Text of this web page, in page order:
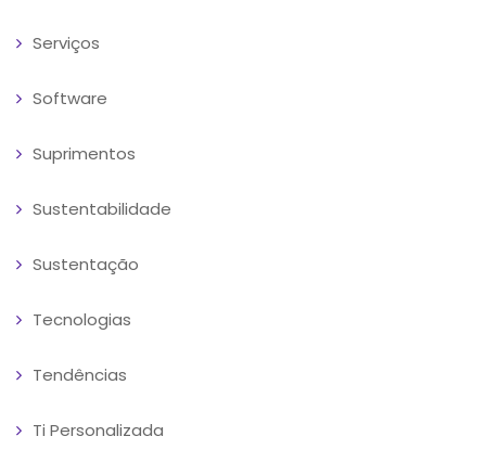
Serviços
Software
Suprimentos
Sustentabilidade
Sustentação
Tecnologias
Tendências
Ti Personalizada